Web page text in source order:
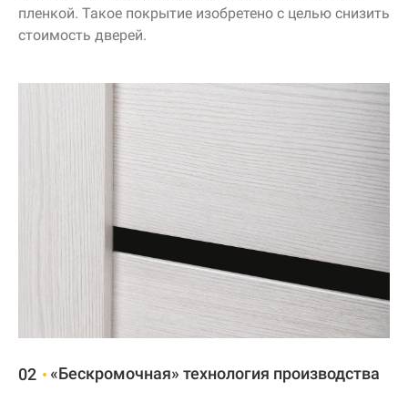
пленкой. Такое покрытие изобретено с целью снизить
стоимость дверей.
02 «Бескромочная» технология производства